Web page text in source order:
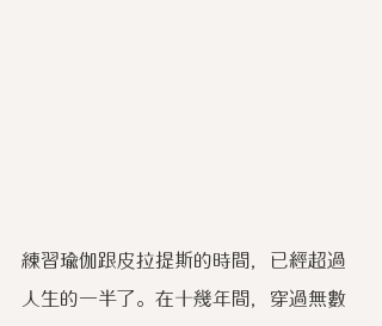
練習瑜伽跟皮拉提斯的時間，已經超過
人生的一半了。在十幾年間，穿過無數